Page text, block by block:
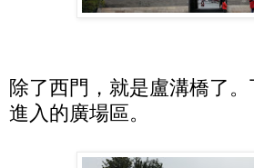
除了西門，就是盧溝橋了
進入的廣場區。